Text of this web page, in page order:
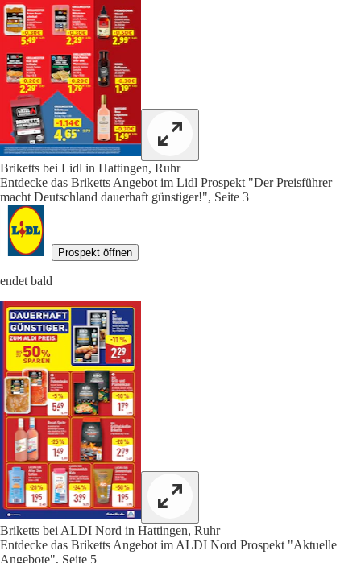
Briketts bei Lidl in Hattingen, Ruhr
Entdecke das Briketts Angebot im Lidl Prospekt "Der Preisführer
macht Deutschland dauerhaft günstiger!", Seite 3
Prospekt öffnen
endet bald
Briketts bei ALDI Nord in Hattingen, Ruhr
Entdecke das Briketts Angebot im ALDI Nord Prospekt "Aktuelle
Angebote", Seite 5